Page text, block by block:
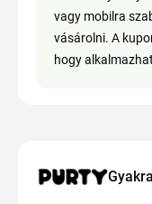
vagy mobilra
vásárolni. A
hogy